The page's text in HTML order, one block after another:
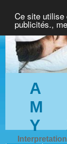
Ce site utilise
publicités.,
A
M
Y